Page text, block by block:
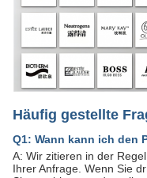
Häufig gestellte
Q1: Wann kann ich den
A: Wir zitieren in der
Ihrer Anfrage. Wenn Sie